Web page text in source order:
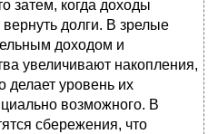
затем, когда доходы
вернуть долги. В зрелые
доходом и
увеличивают накопления,
делает уровень их
возможного. В
сбережения, что